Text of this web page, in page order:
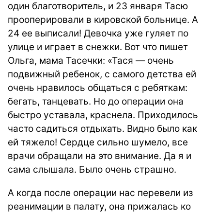
один благотворитель, и 23 января Тасю
прооперировали в кировской больнице. А
24 ее выписали! Девочка уже гуляет по
улице и играет в снежки. Вот что пишет
Ольга, мама Тасечки: «Тася — очень
подвижный ребенок, с самого детства eй
очень нравилось общаться с ребяткам:
бегать, танцевать. Но до операции она
быстро уставала, краснела. Приходилось
часто садиться отдыхать. Видно было как
ей тяжело! Сердце сильно шумело, все
врачи обращали на это внимание. Да я и
сама слышала. Было очень страшно.
А когда после операции нас перевели из
реанимации в палату, она прижалась ко